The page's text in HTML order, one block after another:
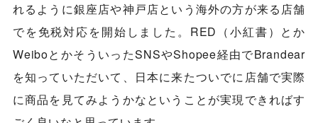
れるように銀座店や神戸店という海外の方が来る店舗
でを免税対応を開始しました。RED（小紅書）とか
WeiboとかそういったSNSやShopee経由でBrandear
を知っていただいて、日本に来たついでに店舗で実際
に商品を見てみようかなということが実現できればす